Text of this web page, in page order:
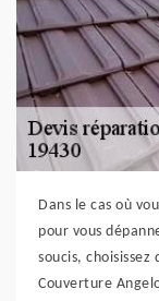
Dans le cas où
pour vous
soucis,
Couverture